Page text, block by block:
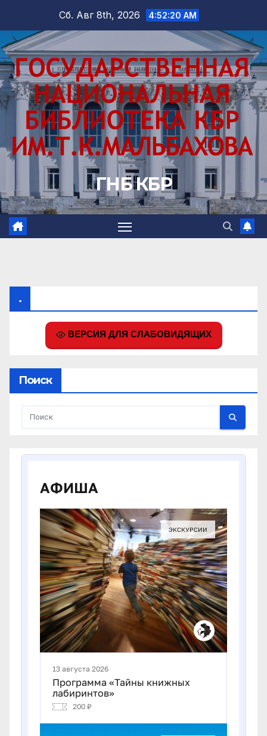
содержимому
Сб. Авг 8th, 2026 4:52:22 AM
ГНБ КБР
.
ВЕРСИЯ ДЛЯ СЛАБОВИДЯЩИХ
Поиск